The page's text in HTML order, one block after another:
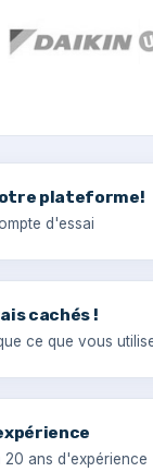
plateforme!
d'essai
cachés !
ce que vous
20 ans d'expérience